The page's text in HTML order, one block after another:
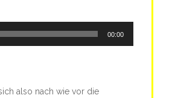
00:00
also nach wie vor die